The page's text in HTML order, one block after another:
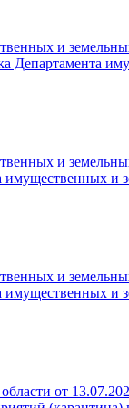
и
Департамента
и
и
от